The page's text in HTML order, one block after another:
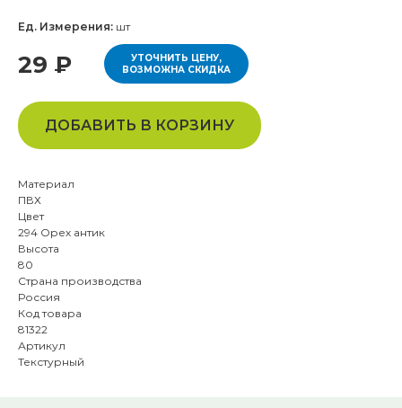
Ед. Измерения: шт
29 ₽
УТОЧНИТЬ ЦЕНУ,
ВОЗМОЖНА СКИДКА
ДОБАВИТЬ В КОРЗИНУ
Материал
ПВХ
Цвет
294 Орех антик
Высота
80
Страна производства
Россия
Код товара
81322
Артикул
Текстурный